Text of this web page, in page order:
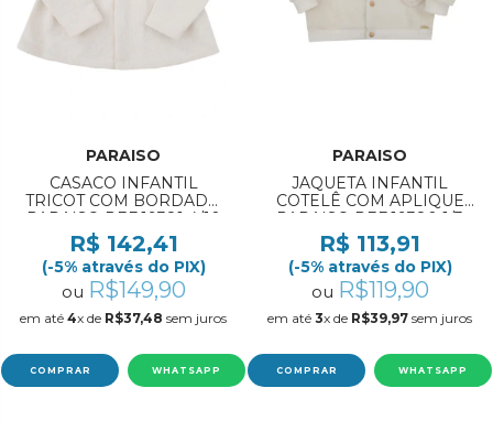
PARAISO
CASACO INFANTIL
TRICOT COM BORDADO
PARAISO REF:19381 4/10
R$ 142,41
(-5% através do PIX)
ou R$149,90
em até 4x de R$37,48 sem juros
COMPRAR WHATSAPP
PARAISO
JAQUETA INFANTIL
COTELÊ COM APLIQUE
PARAISO REF:19380 1/3
R$ 113,91
(-5% através do PIX)
ou R$119,90
em até 3x de R$39,97 sem juros
COMPRAR WHATSAPP